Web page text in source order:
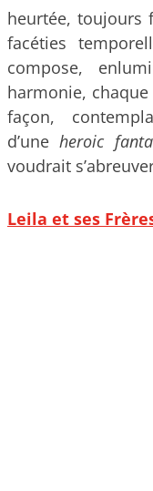
heurtée, toujours
facéties
compose,
harmonie,
façon,
d’uneheroic
voudrait
Leila et ses